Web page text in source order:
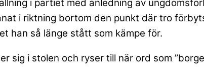
i partiet med anledning av
i riktning bortom den punkt där tro
han så länge stått som kämpe för.
i stolen och ryser till när ord som